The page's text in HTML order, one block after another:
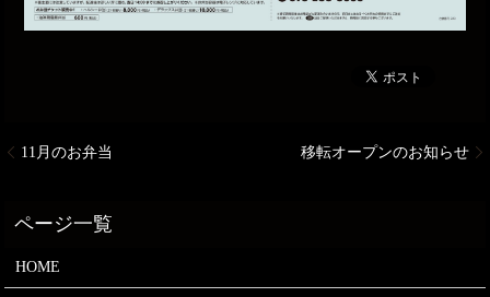
11月のお弁当 移転オープンのお知らせ
HOME